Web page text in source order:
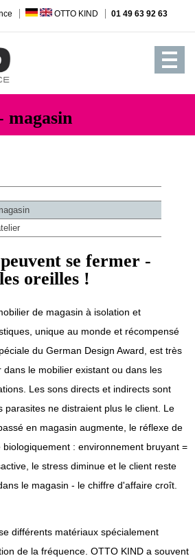
OTTO KIND 01 49 63 92 63
magasin
se fermer -
oreilles !
de magasin à isolation et
unique au monde et récompensé
du German Design Award, est très
dans le mobilier existant ou dans les
Les sons directs et indirects sont
parasites ne distraient plus le client. Le
en magasin augmente, le réflexe de
: environnement bruyant =
le stress diminue et le client reste
le magasin - le chiffre d'affaire croît.
différents matériaux spécialement
de la fréquence. OTTO KIND a souvent